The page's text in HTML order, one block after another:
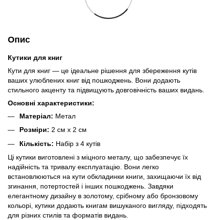
Опис
Кутики для книг
Кути для книг — це ідеальне рішення для збереження кутів
ваших улюблених книг від пошкоджень. Вони додають
стильного акценту та підвищують довговічність ваших видань.
Основні характеристики:
Матеріал: Метал
Розміри: 2 см x 2 см
Кількість: Набір з 4 кутів
Ці кутики виготовлені з міцного металу, що забезпечує їх
надійність та тривалу експлуатацію. Вони легко
встановлюються на кути обкладинки книги, захищаючи їх від
згинання, потертостей і інших пошкоджень. Завдяки
елегантному дизайну в золотому, срібному або бронзовому
кольорі, кутики додають книгам вишуканого вигляду, підходять
для різних стилів та форматів видань.